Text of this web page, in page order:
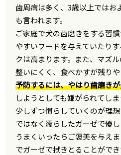
歯周病は多く、3歳以上ではお
も言われます。
ご家庭で犬の歯磨きをする習
やすいフードを与えていたり
クは高まります。また、マズ
整いにくく、食べかすが残りや
予防するには、やはり歯磨き
しようとしても嫌がられてし
少しずつ慣らしていくのが理
ではなく濡らしたガーゼで優
うまくいったらご褒美を与え
でガーゼで拭きとることがで